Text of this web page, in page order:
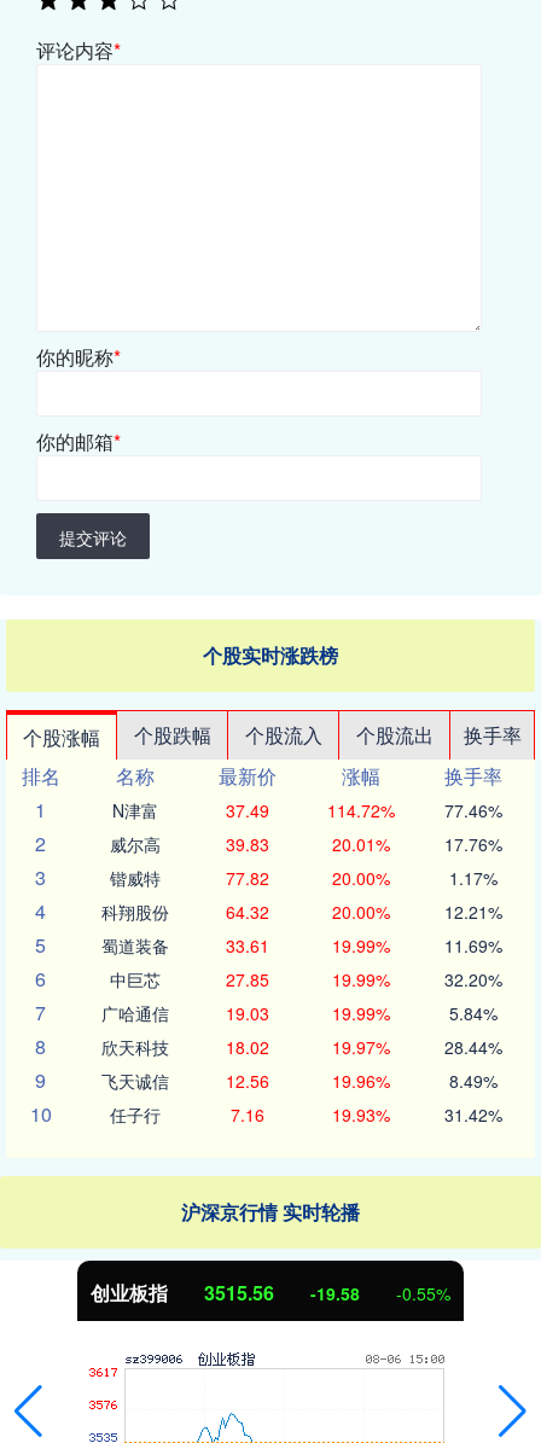
评论内容*
你的昵称*
你的邮箱*
提交评论
个股实时涨跌榜
个股涨幅 个股跌幅 个股流入 个股流出
换手率
排名
名称 最新价 涨幅
换手率
1
N津富 37.49 114.72% 77.46%
2 威尔高 39.83 20.01% 17.76%
3 锴威特 77.82 20.00% 1.17%
4 科翔股份 64.32 20.00% 12.21%
5 蜀道装备 33.61 19.99% 11.69%
6 中巨芯 27.85 19.99% 32.20%
7 广哈通信 19.03 19.99% 5.84%
8 欣天科技 18.02 19.97% 28.44%
9 飞天诚信 12.56 19.96% 8.49%
10 任子行 7.16 19.93% 31.42%
沪深京行情 实时轮播
创业板指 3515.56 -19.58 -0.55%